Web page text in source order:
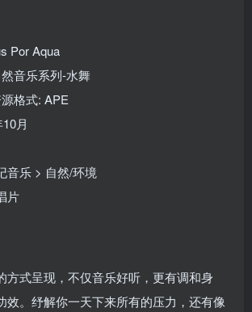
Por Aqua
音乐系列-水舞
格式: APE
月
音乐 > 自然/环境
片
式呈现，不仅音乐好听，更有调和身
效。纾解你一天下来所有的压力，还有像